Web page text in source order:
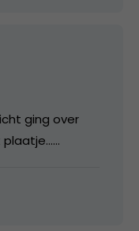
ging over
plaatje……